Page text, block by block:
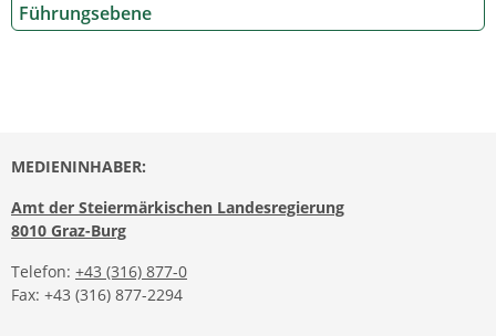
Führungsebene
MEDIENINHABER:
Amt der Steiermärkischen Landesregierung
8010 Graz-Burg
Telefon: +43 (316) 877-0
Fax: +43 (316) 877-2294